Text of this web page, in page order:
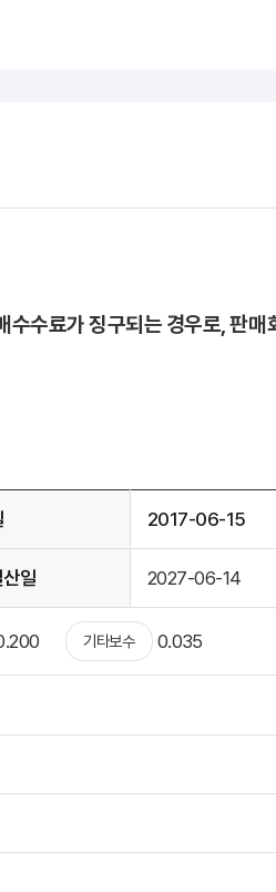
수료가 징구되는 경우로, 판매
2017-06-15
일 2027-06-14
기타보수 0.035